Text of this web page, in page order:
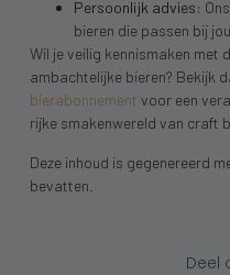
Persoonlijk advies:
bieren die passen bij
Wil je veilig kennismaken met
ambachtelijke bieren? Bekijk
bierabonnement voor een
rijke smakenwereld van craft
Deze inhoud is gegenereerd
bevatten.
Deel